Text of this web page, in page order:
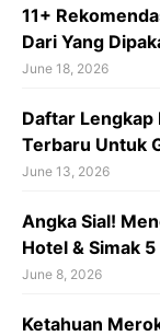
11+
Dari Yang
June 18, 2026
Daftar
Terbaru Untuk
June 13, 2026
Angka Sial!
Hotel & Simak
June 8, 2026
Ketahuan